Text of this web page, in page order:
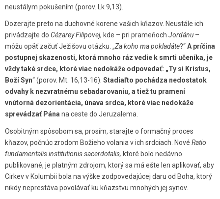
neustálym pokušením (porov. Lk 9,13).
Dozerajte preto na duchovné korene vašich kňazov. Neustále ich
privádzajte do Cézarey Filipovej, kde – pri prameňoch Jordánu –
môžu opäť začuť Ježišovu otázku: „Za koho ma pokladáte?“A príčina
postupnej skazenosti, ktorá mnoho ráz vedie k smrti učeníka, je
vždy také srdce, ktoré viac nedokáže odpovedať: „Ty si Kristus,
Boží Syn“ (porov. Mt. 16,13-16). Stadiaľto pochádza nedostatok
odvahy k nezvratnému sebadarovaniu, a tiež tu pramení
vnútorná dezorientácia, únava srdca, ktoré viac nedokáže
sprevádzať Pána na ceste do Jeruzalema.
Osobitným spôsobom sa, prosím, starajte o formačný proces
kňazov, počnúc zrodom Božieho volania v ich srdciach. Nové Ratio
fundamentalis institutionis sacerdotalis, ktoré bolo nedávno
publikované, je platným zdrojom, ktorý sa má ešte len aplikovať, aby
Cirkev v Kolumbii bola na výške zodpovedajúcej daru od Boha, ktorý
nikdy neprestáva povolávať ku kňazstvu mnohých jej synov.